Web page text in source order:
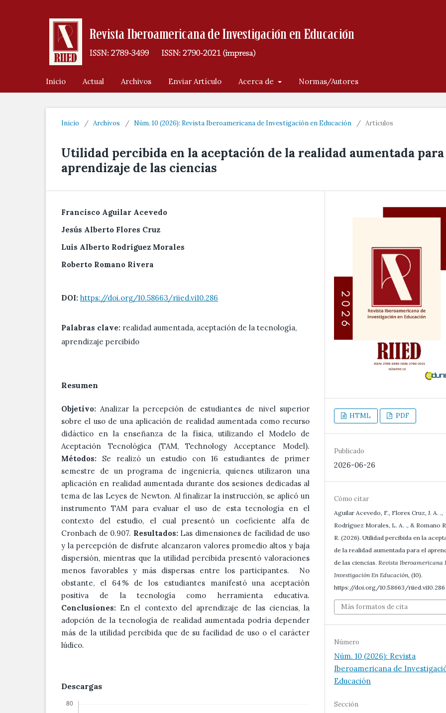
Inicio Actual Archivos Enviar Artículo Acerca de Normas/Autores
Inicio / Archivos / Núm. 10 (2026): Revista Iberoamericana de Investigación en Educación / Artículos
Utilidad percibida en la aceptación de la realidad aumentada
aprendizaje de las ciencias
Francisco Aguilar Acevedo
Jesús Alberto Flores Cruz
Luis Alberto Rodríguez Morales
Roberto Romano Rivera
DOI: https://doi.org/10.58663/riied.vi10.286
Palabras clave: realidad aumentada, aceptación de la tecnología,
aprendizaje percibido
Resumen
Objetivo: Analizar la percepción de estudiantes de nivel superior
sobre el uso de una aplicación de realidad aumentada como recurso
didáctico en la enseñanza de la física, utilizando el Modelo de
Aceptación Tecnológica (TAM, Technology Acceptance Model).
Métodos: Se realizó un estudio con 16 estudiantes de primer
semestre de un programa de ingeniería, quienes utilizaron una
aplicación en realidad aumentada durante dos sesiones dedicadas al
tema de las Leyes de Newton. Al finalizar la instrucción, se aplicó un
instrumento TAM para evaluar el uso de esta tecnología en el
contexto del estudio, el cual presentó un coeficiente alfa de
Cronbach de 0.907. Resultados: Las dimensiones de facilidad de uso
y la percepción de disfrute alcanzaron valores promedio altos y baja
dispersión, mientras que la utilidad percibida presentó valoraciones
menos favorables y más dispersas entre los participantes. No
obstante, el 64 % de los estudiantes manifestó una aceptación
positiva de la tecnología como herramienta educativa.
Conclusiones: En el contexto del aprendizaje de las ciencias, la
adopción de la tecnología de realidad aumentada podría depender
más de la utilidad percibida que de su facilidad de uso o el carácter
lúdico.
Descargas
HTML PDF
Publicado
2026-06-26
Cómo citar
Aguilar Acevedo, F., Flores Cruz, J. A. .,
Rodríguez Morales, L. A. ., & Romano
R. (2026). Utilidad percibida en la
de la realidad aumentada para el
de las ciencias. Revista Iberoamericana
Investigación En Educación, (10).
https://doi.org/10.58663/riied.vi10.286
Más formatos de cita
Número
Núm. 10 (2026): Revista
Iberoamericana de
Educación
Sección